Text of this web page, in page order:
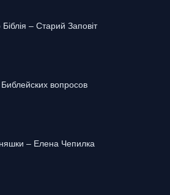
Біблія – Старий Заповіт
вопросов
– Елена Чепилка